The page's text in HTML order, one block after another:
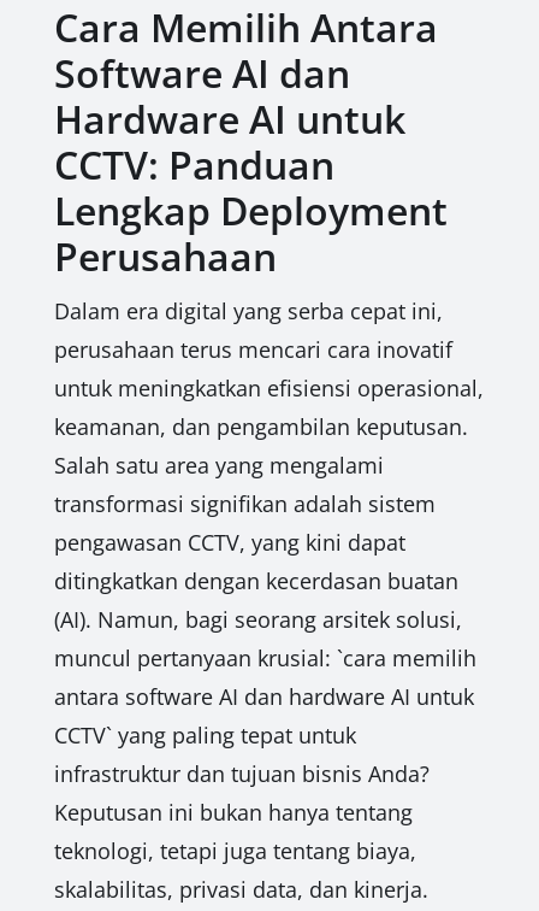
Cara Memilih Antara
Software AI dan
Hardware AI untuk
CCTV: Panduan
Lengkap Deployment
Perusahaan
Dalam era digital yang serba cepat ini,
perusahaan terus mencari cara inovatif
untuk meningkatkan efisiensi operasional,
keamanan, dan pengambilan keputusan.
Salah satu area yang mengalami
transformasi signifikan adalah sistem
pengawasan CCTV, yang kini dapat
ditingkatkan dengan kecerdasan buatan
(AI). Namun, bagi seorang arsitek solusi,
muncul pertanyaan krusial: `cara memilih
antara software AI dan hardware AI untuk
CCTV` yang paling tepat untuk
infrastruktur dan tujuan bisnis Anda?
Keputusan ini bukan hanya tentang
teknologi, tetapi juga tentang biaya,
skalabilitas, privasi data, dan kinerja.